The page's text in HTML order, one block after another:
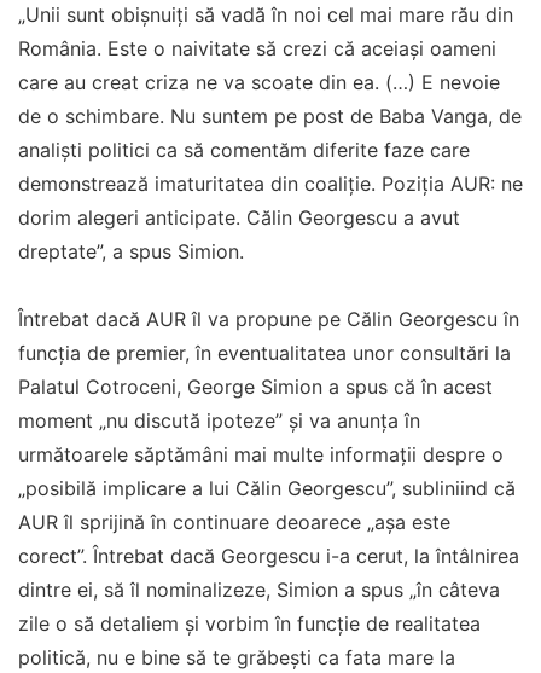
„Unii sunt obișnuiți să vadă în noi cel mai mare rău din
România. Este o naivitate să crezi că aceiași oameni
care au creat criza ne va scoate din ea. (…) E nevoie
de o schimbare. Nu suntem pe post de Baba Vanga, de
analiști politici ca să comentăm diferite faze care
demonstrează imaturitatea din coaliție. Poziția AUR: ne
dorim alegeri anticipate. Călin Georgescu a avut
dreptate”, a spus Simion.
Întrebat dacă AUR îl va propune pe Călin Georgescu în
funcția de premier, în eventualitatea unor consultări la
Palatul Cotroceni, George Simion a spus că în acest
moment „nu discută ipoteze” și va anunța în
următoarele săptămâni mai multe informații despre o
„posibilă implicare a lui Călin Georgescu”, subliniind că
AUR îl sprijină în continuare deoarece „așa este
corect”. Întrebat dacă Georgescu i-a cerut, la întâlnirea
dintre ei, să îl nominalizeze, Simion a spus „în câteva
zile o să detaliem și vorbim în funcție de realitatea
politică, nu e bine să te grăbești ca fata mare la